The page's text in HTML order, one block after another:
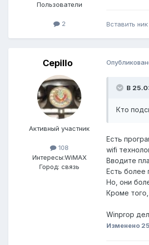
Пользователи
2 Вставить ник
Cepillo
Активный участник
108
Интересы:WiMAX
Город: связь
В
Кто
Есть
wifi
Вводите
Есть более
Но, они
Кроме
Winprop
Изменено